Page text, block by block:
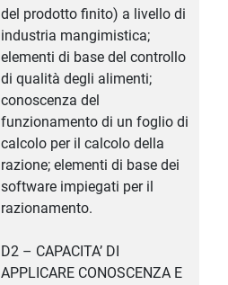
del prodotto finito) a livello di
industria mangimistica;
elementi di base del controllo
di qualità degli alimenti;
conoscenza del
funzionamento di un foglio di
calcolo per il calcolo della
razione; elementi di base dei
software impiegati per il
razionamento.
D2 – CAPACITA’ DI
APPLICARE CONOSCENZA E